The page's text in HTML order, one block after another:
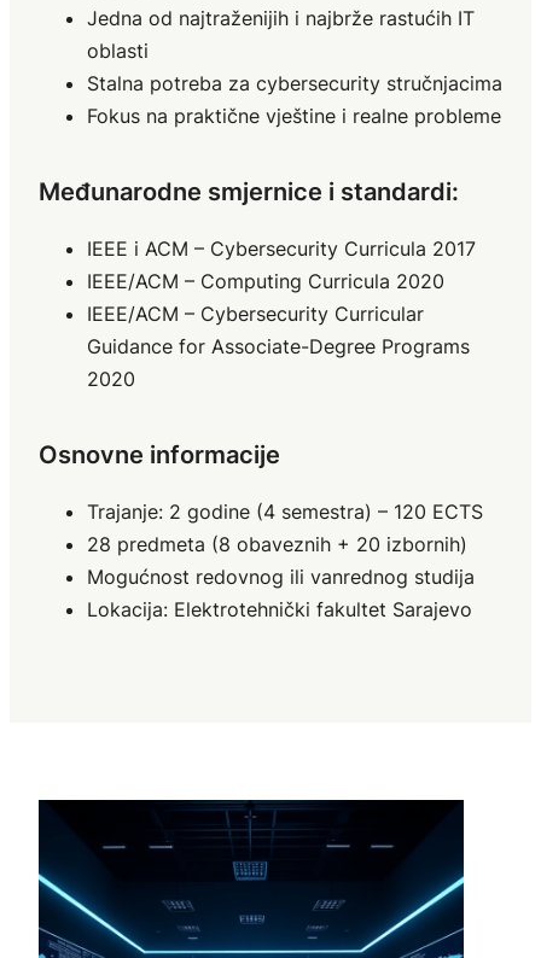
Jedna od najtraženijih i najbrže rastućih IT
oblasti
Stalna potreba za cybersecurity stručnjacima
Fokus na praktične vještine i realne probleme
Međunarodne smjernice i standardi:
IEEE i ACM – Cybersecurity Curricula 2017
IEEE/ACM – Computing Curricula 2020
IEEE/ACM – Cybersecurity Curricular
Guidance for Associate-Degree Programs
2020
Osnovne informacije
Trajanje: 2 godine (4 semestra) – 120 ECTS
28 predmeta (8 obaveznih + 20 izbornih)
Mogućnost redovnog ili vanrednog studija
Lokacija: Elektrotehnički fakultet Sarajevo